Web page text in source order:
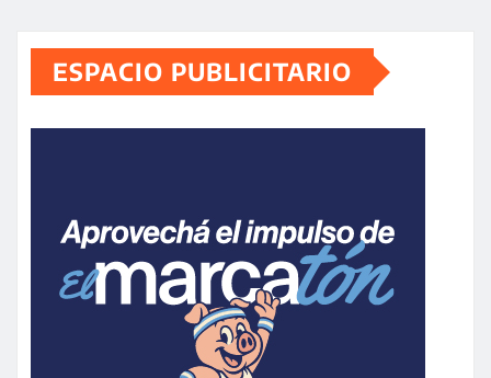
ESPACIO PUBLICITARIO